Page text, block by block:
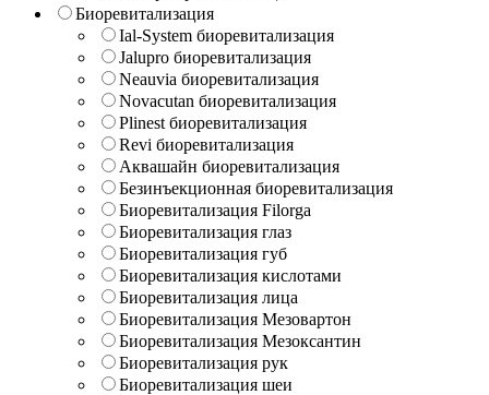
Биоревитализация
Ial-System биоревитализация
Jalupro биоревитализация
Neauvia биоревитализация
Novacutan биоревитализация
Plinest биоревитализация
Revi биоревитализация
Аквашайн биоревитализация
Безинъекционная биоревитализация
Биоревитализация Filorga
Биоревитализация глаз
Биоревитализация губ
Биоревитализация кислотами
Биоревитализация лица
Биоревитализация Мезовартон
Биоревитализация Мезоксантин
Биоревитализация рук
Биоревитализация шеи